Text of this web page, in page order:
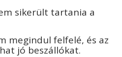
sikerült tartania a
megindul felfelé, és az
jó beszállókat.